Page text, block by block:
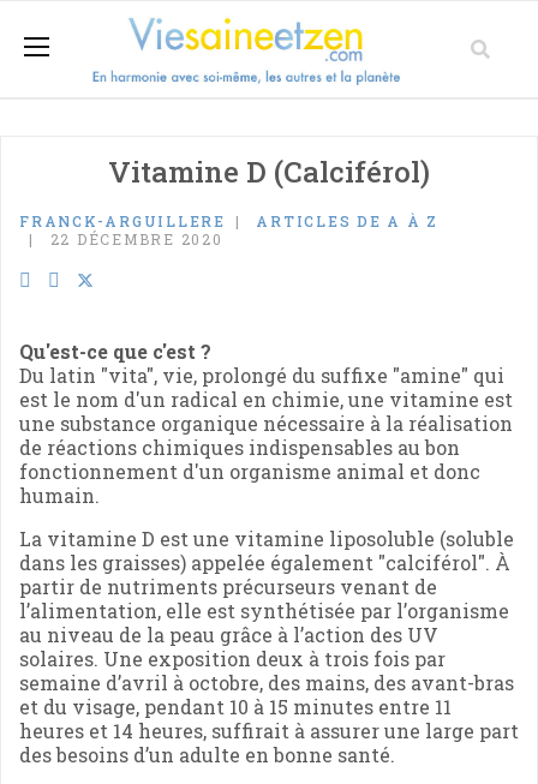
Vitamine D (Calciférol)
FRANCK-ARGUILLERE
ARTICLES DE A À Z
22 DÉCEMBRE 2020
Qu'est-ce que c'est ?
Du latin "vita", vie, prolongé du suffixe "amine" qui
est le nom d'un radical en chimie, une vitamine est
une substance organique nécessaire à la réalisation
de réactions chimiques indispensables au bon
fonctionnement d'un organisme animal et donc
humain.
La vitamine D est une vitamine liposoluble (soluble
dans les graisses) appelée également "calciférol". À
partir de nutriments précurseurs venant de
l’alimentation, elle est synthétisée par l’organisme
au niveau de la peau grâce à l’action des UV
solaires. Une exposition deux à trois fois par
semaine d’avril à octobre, des mains, des avant-bras
et du visage, pendant 10 à 15 minutes entre 11
heures et 14 heures, suffirait à assurer une large part
des besoins d’un adulte en bonne santé.